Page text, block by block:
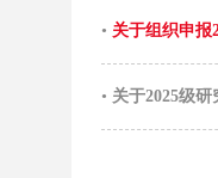
• 关于组织申报
• 关于2025级